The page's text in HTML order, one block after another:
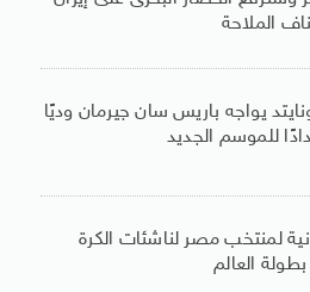
الملاحة
يواجه باريس سان جيرمان وديًا
للموسم الجديد
لمنتخب مصر لناشئات الكرة
العالم